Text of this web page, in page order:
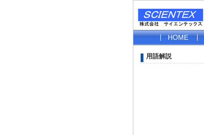
HOME
用語解説